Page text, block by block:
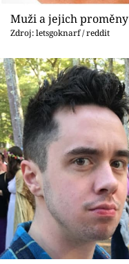
Videa
Sledujte prima+
Přihlášení
Sledujte nás
Muži a jejich proměny
Zdroj: letsgoknarf / reddit